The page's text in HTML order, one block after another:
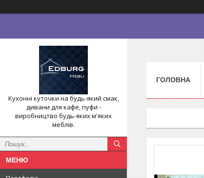
Кухонні куточки на будь-який смак,
дивани для кафе, пуфи -
виробництво будь-яких м'яких
меблів.
ГОЛОВНА